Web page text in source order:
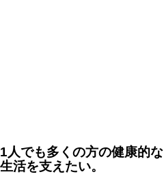
1人でも多くの方の健康的な
生活を支えたい。